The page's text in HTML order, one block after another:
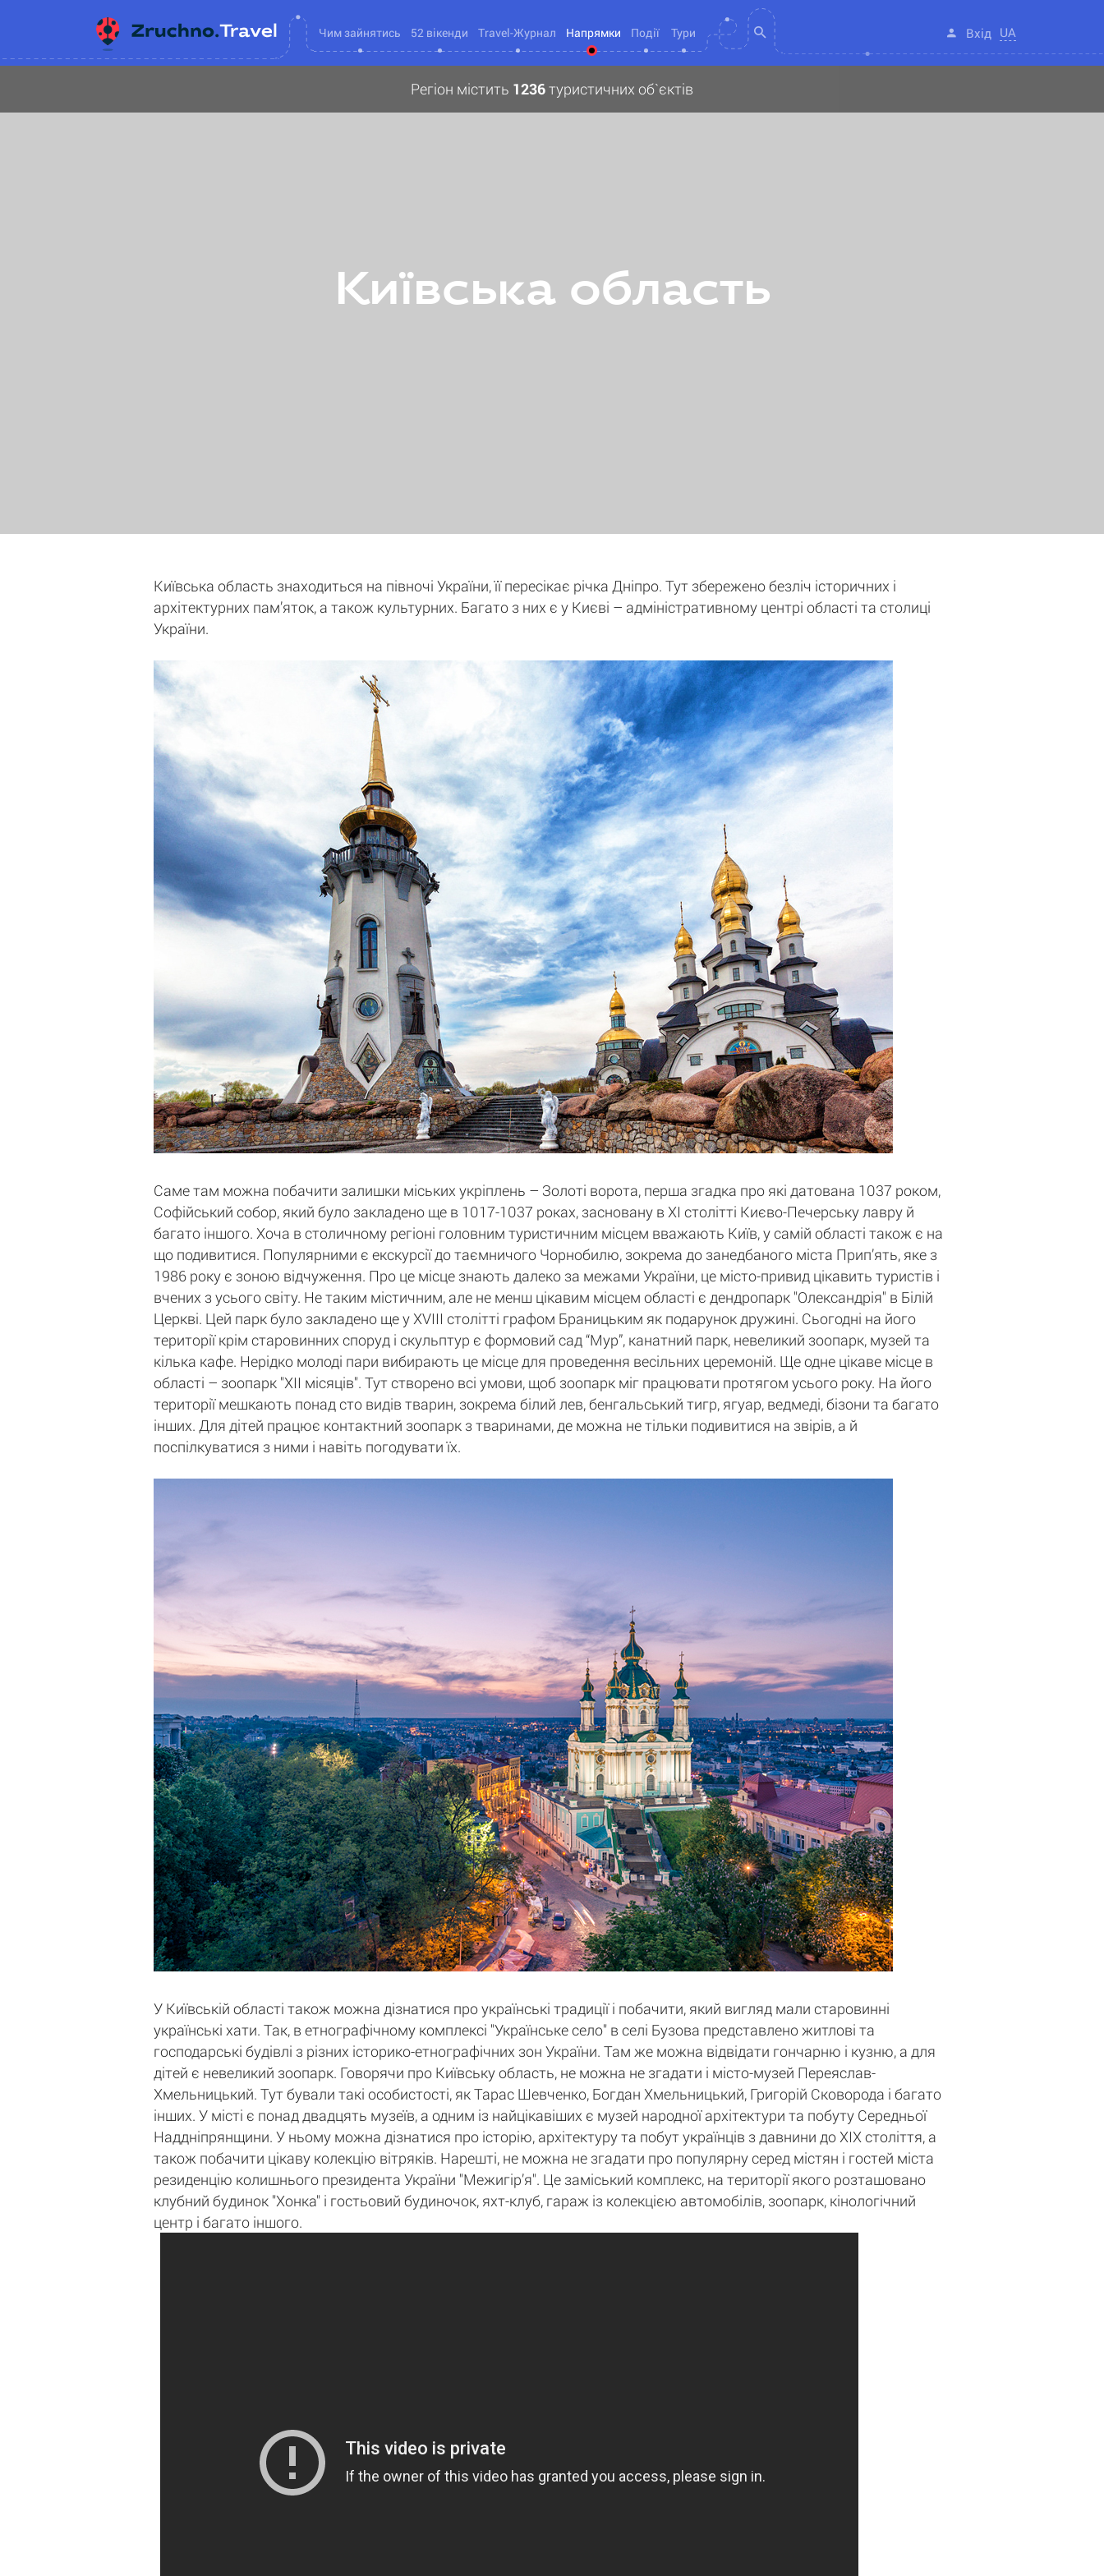
Чим зайнятись 52 вікенди Travel-Журнал Напрямки Події Тури Вхід UA
Регіон містить 1236туристичних об`єктів
Київська область
Київська область знаходиться на півночі України, її пересікає річка Дніпро. Тут збережено безліч історичних і
архітектурних пам’яток, а також культурних. Багато з них є у Києві – адміністративному центрі області та столиці
України.
Саме там можна побачити залишки міських укріплень – Золоті ворота, перша згадка про які датована 1037 роком,
Софійський собор, який було закладено ще в 1017-1037 роках, засновану в XI столітті Києво-Печерську лавру й
багато іншого. Хоча в столичному регіоні головним туристичним місцем вважають Київ, у самій області також є на
що подивитися. Популярними є екскурсії до таємничого Чорнобилю, зокрема до занедбаного міста Прип’ять, яке з
1986 року є зоною відчуження. Про це місце знають далеко за межами України, це місто-привид цікавить туристів і
вчених з усього світу. Не таким містичним, але не менш цікавим місцем області є дендропарк "Олександрія" в Білій
Церкві. Цей парк було закладено ще у XVIII столітті графом Браницьким як подарунок дружині. Сьогодні на його
території крім старовинних споруд і скульптур є формовий сад “Мур”, канатний парк, невеликий зоопарк, музей та
кілька кафе. Нерідко молоді пари вибирають це місце для проведення весільних церемоній. Ще одне цікаве місце в
області – зоопарк "ХII місяців". Тут створено всі умови, щоб зоопарк міг працювати протягом усього року. На його
території мешкають понад сто видів тварин, зокрема білий лев, бенгальський тигр, ягуар, ведмеді, бізони та багато
інших. Для дітей працює контактний зоопарк з тваринами, де можна не тільки подивитися на звірів, а й
поспілкуватися з ними і навіть погодувати їх.
У Київській області також можна дізнатися про українські традиції і побачити, який вигляд мали старовинні
українські хати. Так, в етнографічному комплексі "Українське село" в селі Бузова представлено житлові та
господарські будівлі з різних історико-етнографічних зон України. Там же можна відвідати гончарню і кузню, а для
дітей є невеликий зоопарк. Говорячи про Київську область, не можна не згадати і місто-музей Переяслав-
Хмельницький. Тут бували такі особистості, як Тарас Шевченко, Богдан Хмельницький, Григорій Сковорода і багато
інших. У місті є понад двадцять музеїв, а одним із найцікавіших є музей народної архітектури та побуту Середньої
Наддніпрянщини. У ньому можна дізнатися про історію, архітектуру та побут українців з давнини до XIX століття, а
також побачити цікаву колекцію вітряків. Нарешті, не можна не згадати про популярну серед містян і гостей міста
резиденцію колишнього президента України "Межигір’я". Це заміський комплекс, на території якого розташовано
клубний будинок "Хонка" і гостьовий будиночок, яхт-клуб, гараж із колекцією автомобілів, зоопарк, кінологічний
центр і багато іншого.